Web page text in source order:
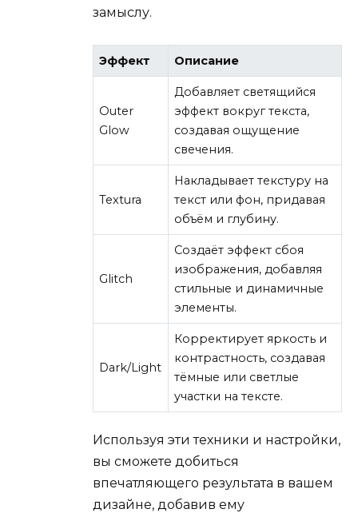
замыслу.
Эффект Описание
Outer
Glow
Добавляет светящийся
эффект вокруг текста,
создавая ощущение
свечения.
Textura
Накладывает текстуру на
текст или фон, придавая
объём и глубину.
Glitch
Создаёт эффект сбоя
изображения, добавляя
стильные и динамичные
элементы.
Dark/Light
Корректирует яркость и
контрастность, создавая
тёмные или светлые
участки на тексте.
Используя эти техники и настройки,
вы сможете добиться
впечатляющего результата в вашем
дизайне, добавив ему